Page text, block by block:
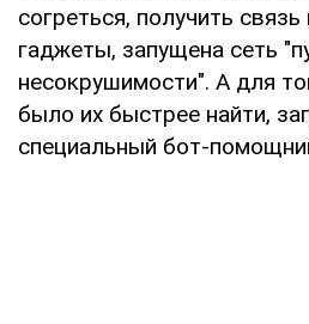
согреться, получить
гаджеты, запущена сеть
несокрушимости". А для
было их быстрее найти,
специальный бот-